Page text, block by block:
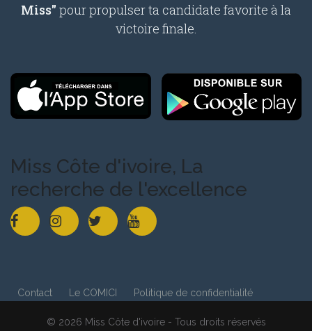
Miss" pour propulser ta candidate favorite à la
victoire finale.
Miss Côte d'ivoire, La
recherche de l'excellence
Contact Le COMICI Politique de confidentialité
© 2026 Miss Côte d'ivoire - Tous droits réservés